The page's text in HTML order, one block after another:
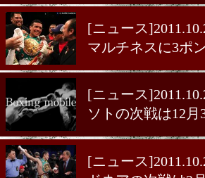
サリド対ロ
石田ジム移
[ニュース